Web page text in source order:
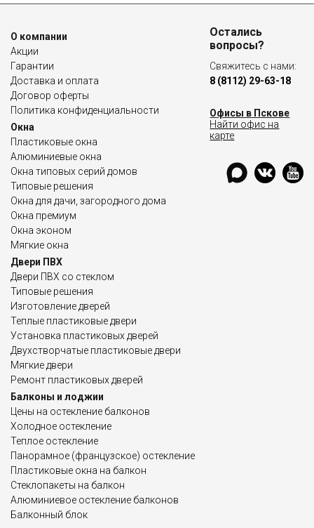
О компании
Акции
Гарантии
Доставка и оплата
Договор оферты
Политика конфиденциальности
Окна
Пластиковые окна
Алюминиевые окна
Окна типовых серий домов
Типовые решения
Окна для дачи, загородного дома
Окна премиум
Окна эконом
Мягкие окна
Двери ПВХ
Двери ПВХ со стеклом
Типовые решения
Изготовление дверей
Теплые пластиковые двери
Установка пластиковых дверей
Двухстворчатые пластиковые двери
Мягкие двери
Ремонт пластиковых дверей
Балконы и лоджии
Цены на остекление балконов
Холодное остекление
Теплое остекление
Панорамное (французское) остекление
Пластиковые окна на балкон
Стеклопакеты на балкон
Алюминиевое остекление балконов
Балконный блок
Остались
вопросы?
Свяжитесь с нами:
8 (8112) 29-63-18
Офисы в Пскове
Найти офис на
карте